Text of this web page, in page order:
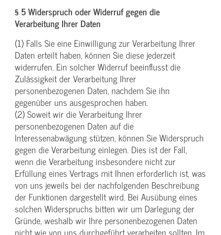
§ 5 Widerspruch oder Widerruf gegen die
Verarbeitung Ihrer Daten
(1) Falls Sie eine Einwilligung zur Verarbeitung Ihrer
Daten erteilt haben, können Sie diese jederzeit
widerrufen. Ein solcher Widerruf beeinflusst die
Zulässigkeit der Verarbeitung Ihrer
personenbezogenen Daten, nachdem Sie ihn
gegenüber uns ausgesprochen haben.
(2) Soweit wir die Verarbeitung Ihrer
personenbezogenen Daten auf die
Interessenabwägung stützen, können Sie Widerspruch
gegen die Verarbeitung einlegen. Dies ist der Fall,
wenn die Verarbeitung insbesondere nicht zur
Erfüllung eines Vertrags mit Ihnen erforderlich ist, was
von uns jeweils bei der nachfolgenden Beschreibung
der Funktionen dargestellt wird. Bei Ausübung eines
solchen Widerspruchs bitten wir um Darlegung der
Gründe, weshalb wir Ihre personenbezogenen Daten